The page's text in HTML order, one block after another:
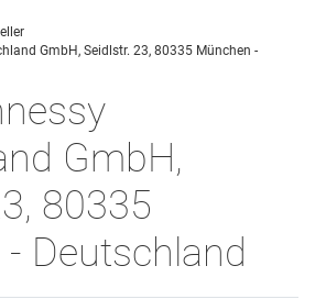
GmbH, Seidlstr. 23, 80335 München -
GmbH,
80335
Deutschland